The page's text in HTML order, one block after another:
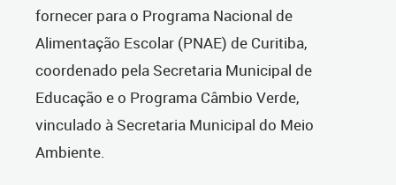
fornecer para o Programa Nacional de
Alimentação Escolar (PNAE) de Curitiba,
coordenado pela Secretaria Municipal de
Educação e o Programa Câmbio Verde,
vinculado à Secretaria Municipal do Meio
Ambiente.